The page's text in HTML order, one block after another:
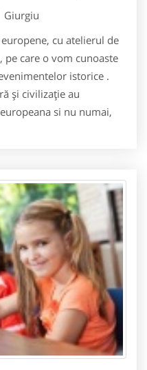
Giurgiu
cu atelierul de
pe care o vom cunoaste
istorice .
şi civilizaţie au
si nu numai,